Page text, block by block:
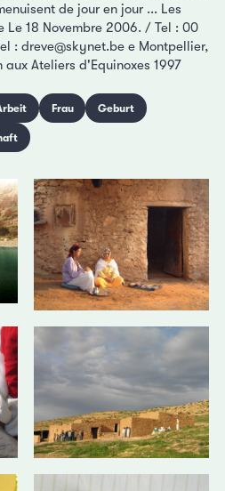
de jour en jour ... Les
Le 18 Novembre 2006. / Tel : 00
: dreve@skynet.be e Montpellier,
Ateliers d'Equinoxes 1997
Frau Geburt